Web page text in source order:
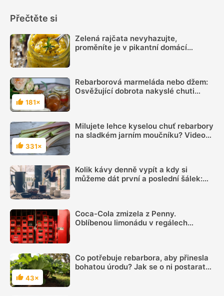
Přečtěte si
Zelená rajčata nevyhazujte,
proměníte je v pikantní domácí
Hodnocení
181×
Rebarborová marmeláda nebo džem:
Osvěžující dobrota nakyslé chuti
Hodnocení
331×
Milujete lehce kyselou chuť rebarbory
na sladkém jarním moučníku? Video
Kolik kávy denně vypít a kdy si
můžeme dát první a poslední šálek:
Coca-Cola zmizela z Penny.
Oblíbenou limonádu v regálech
Hodnocení
43×
Co potřebuje rebarbora, aby přinesla
bohatou úrodu? Jak se o ni postarat